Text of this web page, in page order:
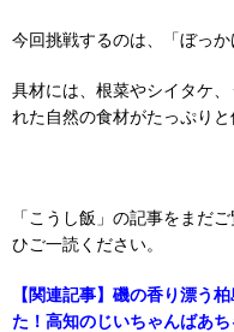
今回挑戦するのは、「ぼっか
具材には、根菜やシイタケ
れた自然の食材がたっぷりと
「こうし飯」の記事をまだ
ひご一読ください。
【関連記事】磯の香り漂う
た！高知のじいちゃんばあ